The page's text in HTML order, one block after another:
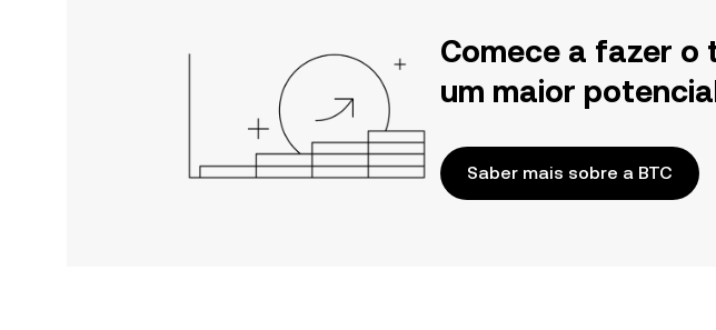
Comece a fazer o
um maior
Saber mais sobre a BTC